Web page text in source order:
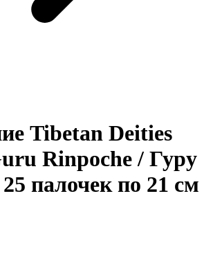
Tibetan Deities
Rinpoche / Гуру
палочек по 21 см